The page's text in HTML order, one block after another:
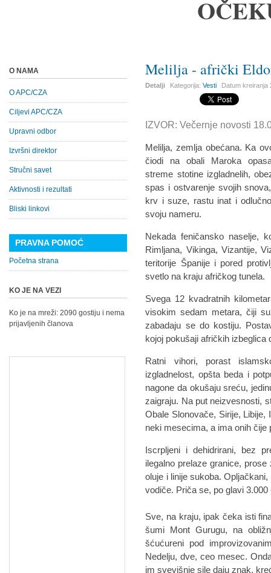
Melilja - afrički
Detalji Kategorija:Vesti Datum kreiranja
IZVOR: Večernje novosti
Melilja, zemlja obećana. Ka
čiodi na obali Maroka
streme stotine izgladnelih,
spas i ostvarenje svojih
krv i suze, rastu inat i
svoju nameru.
Nekada feničansko naselje,
Rimljana, Vikinga, Vizantije,
teritorije Španije i pored
svetlo na kraju afričkog tunela.
Svega 12 kvadratnih
visokim sedam metara, čiji
zabadaju se do kostiju.
kojoj pokušaji afričkih izbeglica
Ratni vihori, porast
izgladnelost, opšta beda i
nagone da okušaju sreću,
zaigraju. Na put neizvesnosti,
Obale Slonovače, Sirije, Libije,
neki mesecima, a ima onih čije
Iscrpljeni i dehidrirani, bez
ilegalno prelaze granice,
oluje i linije sukoba.
vodiče. Priča se, po glavi
Sve, na kraju, ipak čeka isti
šumi Mont Gurugu, na
šćućureni pod
Nedelju, dve, ceo mesec.
im svevišnje sile daju znak,
O NAMA
O APC/CZA
Ciljevi APC/CZA
Upravni odbor
Izvršni direktor
Stručni savet
Aktivnosti i rezultati
Bliski linkovi
PRAVNA POMOĆ
Početna strana
KO JE NA VEZI
Ko je na mreži: 2090 gostiju i nema
prijavljenih članova